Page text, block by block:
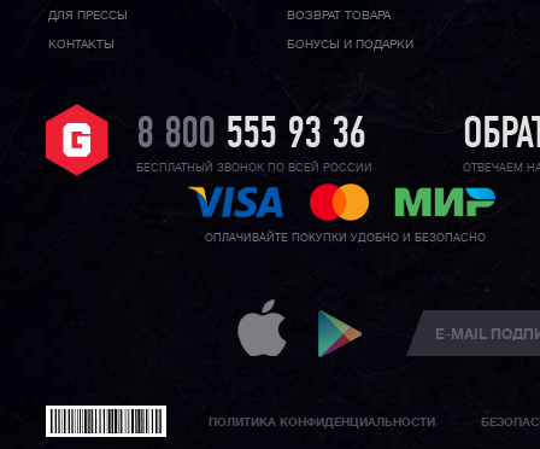
ДЛЯ ПРЕССЫ
КОНТАКТЫ
ВОЗВРАТ ТОВАРА
БОНУСЫ И ПОДАРКИ
8 800 555 93 36
БЕСПЛАТНЫЙ ЗВОНОК ПО ВСЕЙ РОССИИ ОТВЕЧАЕМ
ОПЛАЧИВАЙТЕ ПОКУПКИ УДОБНО И БЕЗОПАСНО
ПОЛИТИКА КОНФИДЕНЦИАЛЬНОСТИ